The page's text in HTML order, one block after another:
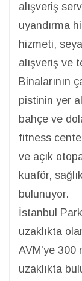
alışveriş
uyandırma
hizmeti,
alışveriş ve
Binalarının
pistinin yer
bahçe ve
fitness
ve açık
kuaför,
bulunuyor.
İstanbul
uzaklıkta
AVM'ye 300
uzaklıkta